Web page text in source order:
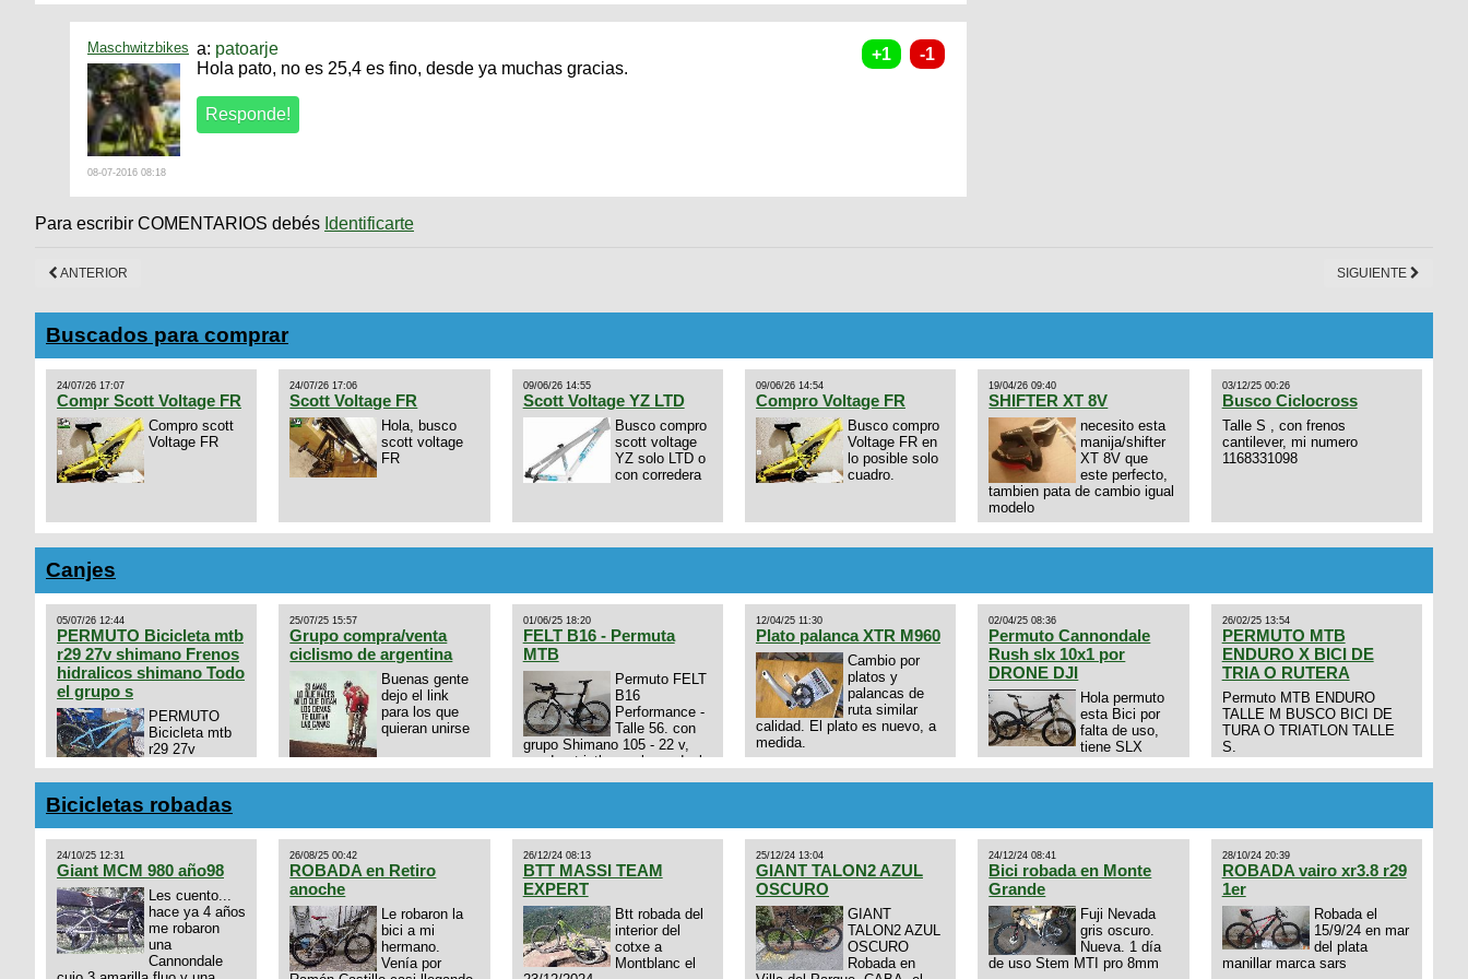
Maschwitzbikes
08-07-2016 08:18
a: patoarje
Hola pato, no es 25,4 es fino, desde ya muchas gracias.
Para escribir COMENTARIOS debés Identificarte
ANTERIOR SIGUIENTE
Buscados para comprar
24/07/26 17:07
Compr Scott Voltage FR
Compro scott
Voltage FR
24/07/26 17:06
Scott Voltage FR
Hola, busco
scott voltage
FR
09/06/26 14:55
Scott Voltage YZ LTD
Busco compro
scott voltage
YZ solo LTD o
con corredera
09/06/26 14:54
Compro Voltage FR
Busco compro
Voltage FR en
lo posible solo
cuadro.
19/04/26 09:40
SHIFTER XT 8V
necesito esta
manija/shifter
XT 8V que
este perfecto,
tambien pata de cambio igual
modelo
03/12/25 00:26
Busco Ciclocross
Talle S , con frenos
cantilever, mi numero
1168331098
Canjes
05/07/26 12:44
PERMUTO Bicicleta mtb
r29 27v shimano Frenos
hidralicos shimano Todo
el grupo s
PERMUTO
Bicicleta mtb
r29 27v
shimano
Frenos hidralicos shimano
Todo el grupo shimano Talle
s/m Permuto x pistera o ruta
talle s o m.
25/07/25 15:57
Grupo compra/venta
ciclismo de argentina
Buenas gente
dejo el link
para los que
quieran unirse
https://chat.whatsapp.com/E4N9zhVk9wHFFzK7T345Kn?
mode=ac_t
01/06/25 18:20
FELT B16 - Permuta
MTB
Permuto FELT
B16
Performance -
Talle 56. con
grupo Shimano 105 - 22 v,
cuadro: triatlon carbono dual
12/04/25 11:30
Plato palanca XTR M960
Cambio por
platos y
palancas de
ruta similar
calidad. El plato es nuevo, a
medida.
02/04/25 08:36
Permuto Cannondale
Rush slx 10x1 por
DRONE DJI
Hola permuto
esta Bici por
falta de uso,
tiene SLX
Horquilla Axon tope de gama
por drone de la marca Dji, les
interesa 3434568861 saludos
26/02/25 13:54
PERMUTO MTB
ENDURO X BICI DE
TRIA O RUTERA
Permuto MTB ENDURO
TALLE M BUSCO BICI DE
TURA O TRIATLON TALLE
S.
Bicicletas robadas
24/10/25 12:31
Giant MCM 980 año98
Les cuento...
hace ya 4 años
me robaron
una
Cannondale
26/08/25 00:42
ROBADA en Retiro
anoche
Le robaron la
bici a mi
hermano.
Venía por
26/12/24 08:13
BTT MASSI TEAM
EXPERT
Btt robada del
interior del
cotxe a
Montblanc el
25/12/24 13:04
GIANT TALON2 AZUL
OSCURO
GIANT
TALON2 AZUL
OSCURO
Robada en
24/12/24 08:41
Bici robada en Monte
Grande
Fuji Nevada
gris oscuro.
Nueva. 1 día
de uso Stem MTI pro 8mm
28/10/24 20:39
ROBADA vairo xr3.8 r29
1er
Robada el
15/9/24 en mar
del plata
manillar marca sars